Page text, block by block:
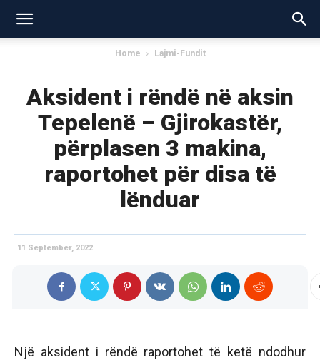
Home Lajmi-Fundit
Aksident i rëndë në aksin
Tepelenë – Gjirokastër,
përplasen 3 makina,
raportohet për disa të
lënduar
11 September, 2022
Një aksident i rëndë raportohet të ketë ndodhur